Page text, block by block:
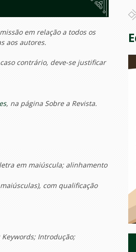
em relação a todos os
aos autores.
contrário, deve-se justificar
, na página Sobre a Revista.
em maiúscula; alinhamento
com qualificação
Introdução;